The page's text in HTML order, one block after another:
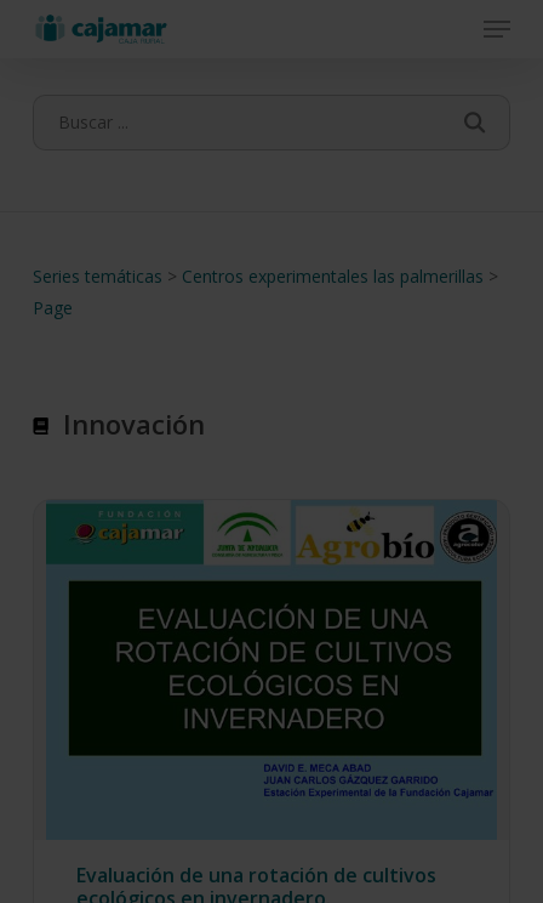
Menu
Series temáticas > Centros experimentales las palmerillas >
Page
Innovación
Evaluación de una rotación de cultivos